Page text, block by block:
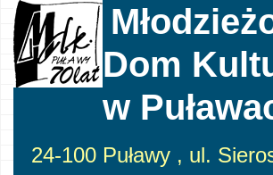
Dom
w
24-100 Puławy , ul.